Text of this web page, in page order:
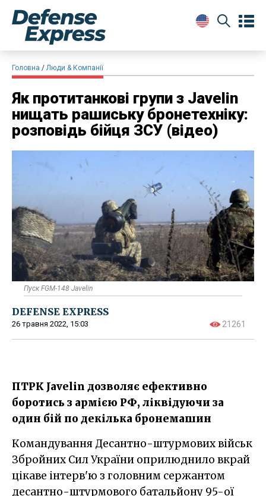
Головна Люди & Компанії
Як протитанкові групи з Javelin
нищать рашиську бронетехніку:
розповідь бійця ЗСУ (відео)
Пуск FGM-148 Javelin
DEFENSE EXPRESS
26 травня 2022, 15:03 21261
ПТРК Javelin дозволяє ефективно
боротись з армією РФ, ліквідуючи за
один бій по декілька бронемашин
Командування Десантно-штурмових військ
Збройних Сил України оприлюднило вкрай
цікаве інтерв'ю з головним сержантом
десантно-штурмового батальйону 95-ої